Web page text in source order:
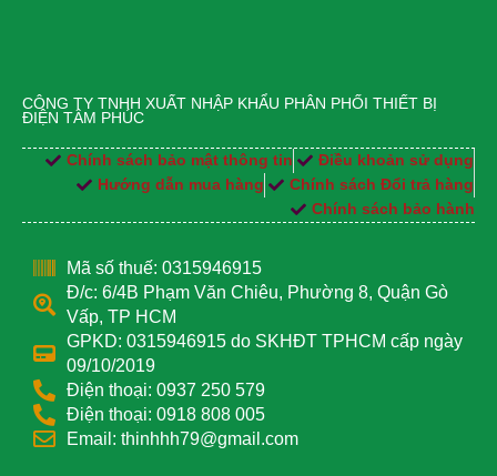
CÔNG TY TNHH XUẤT NHẬP KHẨU PHÂN PHỐI THIẾT BỊ
ĐIỆN TÂM PHÚC
Chính sách bảo mật thông tin
Điều khoản sử dụng
Hướng dẫn mua hàng
Chính sách Đổi trả hàng
Chính sách bảo hành
Mã số thuế: 0315946915
Đ/c: 6/4B Phạm Văn Chiêu, Phường 8, Quận Gò
Vấp, TP HCM
GPKD: 0315946915 do SKHĐT TPHCM cấp ngày
09/10/2019
Điện thoại: 0937 250 579
Điện thoại: 0918 808 005
Email: thinhhh79@gmail.com